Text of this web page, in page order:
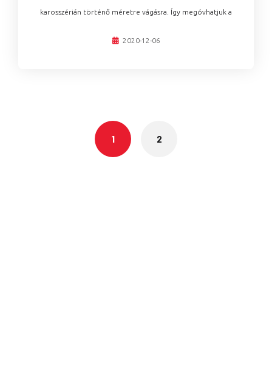
karosszérián történő méretre vágásra. Így megóvhatjuk a
2020-12-06
1 2